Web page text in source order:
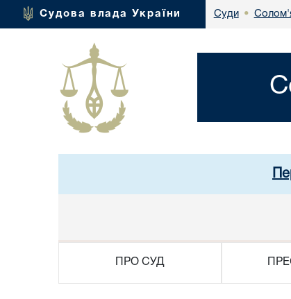
Судова влада України Суди •
ПРО СУД